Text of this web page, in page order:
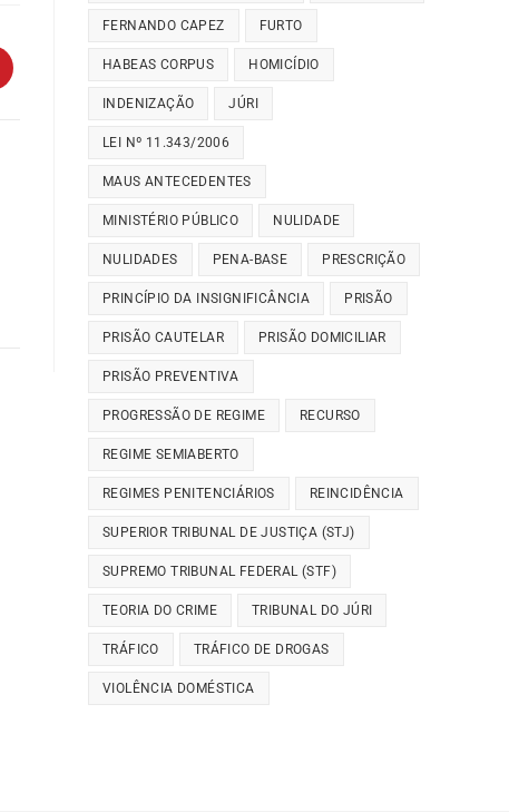
FERNANDO CAPEZ FURTO
HABEAS CORPUS HOMICÍDIO
INDENIZAÇÃO JÚRI
LEI Nº 11.343/2006
MAUS ANTECEDENTES
MINISTÉRIO PÚBLICO NULIDADE
NULIDADES PENA-BASE PRESCRIÇÃO
PRINCÍPIO DA INSIGNIFICÂNCIA PRISÃO
PRISÃO CAUTELAR PRISÃO DOMICILIAR
PRISÃO PREVENTIVA
PROGRESSÃO DE REGIME RECURSO
REGIME SEMIABERTO
REGIMES PENITENCIÁRIOS REINCIDÊNCIA
SUPERIOR TRIBUNAL DE JUSTIÇA (STJ)
SUPREMO TRIBUNAL FEDERAL (STF)
TEORIA DO CRIME TRIBUNAL DO JÚRI
TRÁFICO TRÁFICO DE DROGAS
VIOLÊNCIA DOMÉSTICA